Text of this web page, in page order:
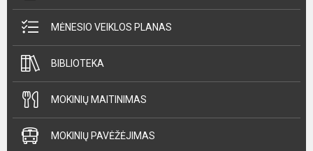
MĖNESIO VEIKLOS PLANAS
BIBLIOTEKA
MOKINIŲ MAITINIMAS
MOKINIŲ PAVĖŽĖJIMAS